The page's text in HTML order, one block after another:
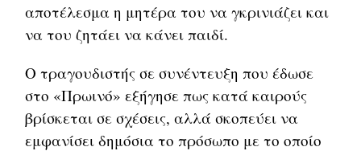
αποτέλεσμα η μητέρα του να γκρινιάζει και
να του ζητάει να κάνει παιδί.
Ο τραγουδιστής σε συνέντευξη που έδωσε
στο «Πρωινό» εξήγησε πως κατά καιρούς
βρίσκεται σε σχέσεις, αλλά σκοπεύει να
εμφανίσει δημόσια το πρόσωπο με το οποίο